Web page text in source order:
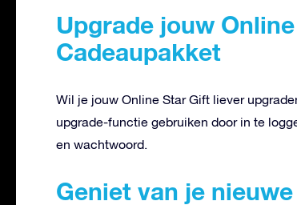
Upgrade jouw
Cadeaupakket
Wil je jouw Online Star Gift liever
upgrade-functie gebruiken door in te
en wachtwoord.
Geniet van je